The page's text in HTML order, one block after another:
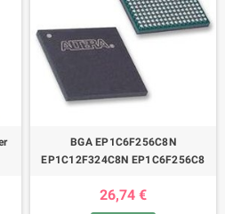
BGA EP1C6F256C8N
EP1C12F324C8N EP1C6F256C8
26,74 €